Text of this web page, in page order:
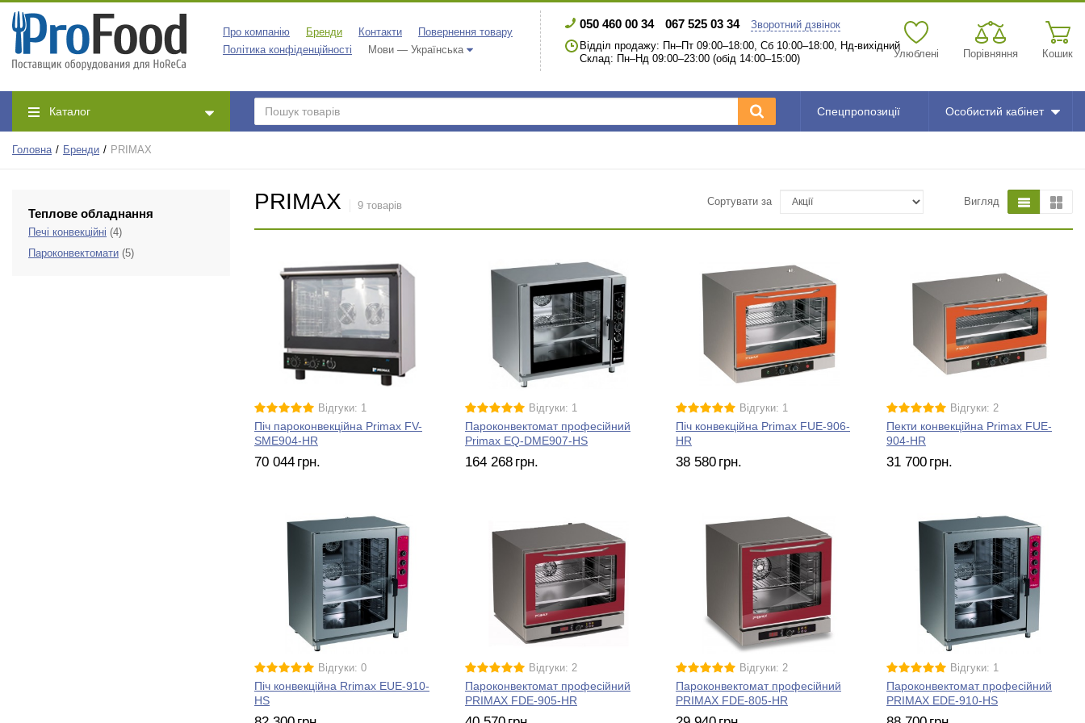
Про компанію Бренди Контакти
Повернення товару
Політика конфіденційності
Мови — Українська
050 460 00 34 067 525 03 34
Зворотний дзвінок
Відділ продажу: Пн–Пт 09:00–18:00, Сб 10:00–18:00, Нд-вихідний
Склад: Пн–Нд 09:00–23:00 (обід 14:00–15:00)
Улюблені Порівняння Кошик
Каталог Спецпропозиції Особистий кабінет
Головна Бренди PRIMAX
Теплове обладнання
Печі конвекційні (4)
Пароконвектомати (5)
PRIMAX 9 товарів Сортувати за Вигляд
Відгуки: 1
Піч пароконвекційна Primax FV-
SME904-HR
70 044 грн.
Відгуки: 1
Пароконвектомат професійний
Primax EQ-DME907-HS
164 268 грн.
Відгуки: 1
Піч конвекційна Primax FUE-906-
HR
38 580 грн.
Відгуки: 2
Пекти конвекційна Primax FUE-
904-HR
31 700 грн.
Відгуки: 0
Піч конвекційна Rrimax EUE-910-
HS
Відгуки: 2
Пароконвектомат професійний
PRIMAX FDE-905-HR
Відгуки: 2
Пароконвектомат професійний
PRIMAX FDE-805-HR
Відгуки: 1
Пароконвектомат професійний
PRIMAX EDE-910-HS